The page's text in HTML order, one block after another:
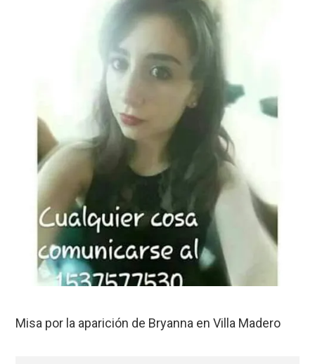
Misa por la aparición de Bryanna en Villa Madero